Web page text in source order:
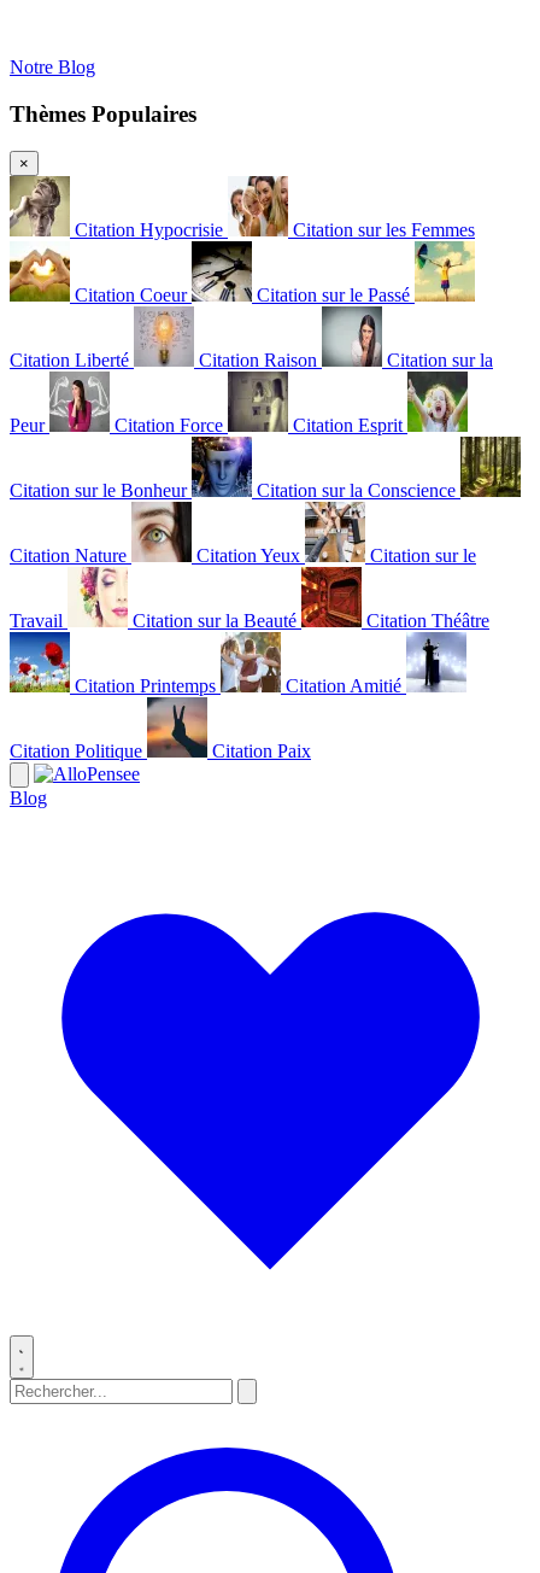
Notre Blog
Thèmes Populaires
×
Citation Hypocrisie Citation sur les Femmes
Citation Coeur Citation sur le Passé
Citation Liberté Citation Raison Citation sur la
Peur Citation Force Citation Esprit
Citation sur le Bonheur Citation sur la Conscience
Citation Nature Citation Yeux Citation sur le
Travail Citation sur la Beauté Citation Théâtre
Citation Printemps Citation Amitié
Citation Politique Citation Paix
Blog